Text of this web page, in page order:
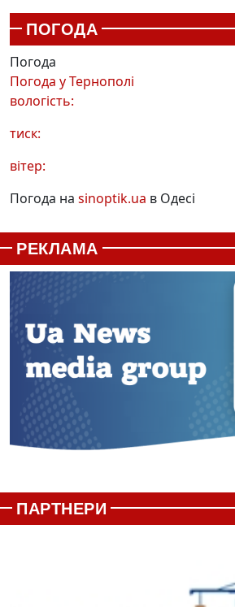
ПОГОДА
Погода
Погода уТернополі
вологість:
тиск:
вітер:
Погода на sinoptik.ua в Одесі
РЕКЛАМА
ПАРТНЕРИ